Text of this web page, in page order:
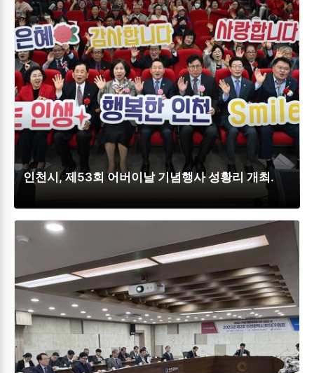
인천시, 제53회 어버이날 기념행사 성황리 개최.